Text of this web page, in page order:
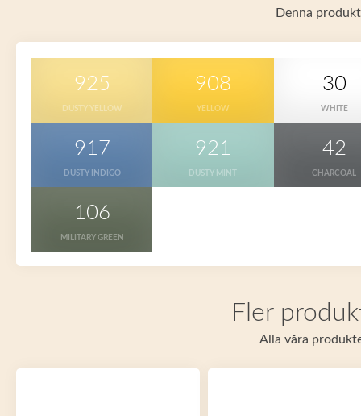
Denna
925
DUSTY YELLOW
908
YELLOW
30
WHITE
917
DUSTY INDIGO
921
DUSTY MINT
42
CHARCOAL
106
MILITARY GREEN
Fler
Alla våra